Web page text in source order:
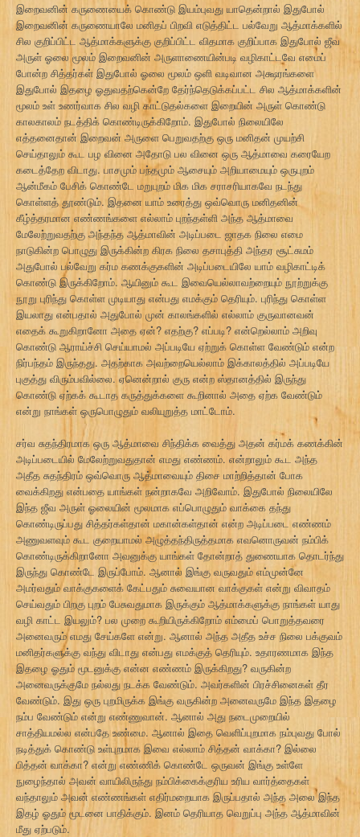
இறைவனின் கருணையைக் கொண்டு இயம்புவது யாதென்றால் இதுபோல்
இறைவனின் கருணையாலே மனிதப் பிறவி எடுத்திட்ட பல்வேறு ஆத்மாக்களில்
சில குறிப்பிட்ட ஆத்மாக்களுக்கு குறிப்பிட்ட விதமாக குறிப்பாக இதுபோல் ஜீவ
அருள் ஓலை மூலம் இறைவனின் அருளாணையின்படி வழிகாட்டவே எமைப்
போன்ற சித்தர்கள் இதுபோல் ஓலை மூலம் ஒளி வடிவான அக்ஷரங்களை
இதுபோல் இதழை ஓதுவதற்கென்றே தேர்ந்தெடுக்கப்பட்ட சில ஆத்மாக்களின்
மூலம் உள் உணர்வாக சில வழி காட்டுதல்களை இறையின் அருள் கொண்டு
காலகாலம் நடத்திக் கொண்டிருக்கிறோம். இதுபோல் நிலையிலே
எத்தனைதான் இறைவன் அருளை பெறுவதற்கு ஒரு மனிதன் முயற்சி
செய்தாலும் கூட பழ வினை அதோடு பல வினை ஒரு ஆத்மாவை கரையேற
கடைத்தேற விடாது. பாசமும் பந்தமும் ஆசையும் அறியாமையும் ஒருபுறம்
ஆன்மீகம் பேசிக் கொண்டே மறுபுறம் மிக மிக சராசரியாகவே நடந்து
கொள்ளத் தூண்டும். இதனை யாம் உரைத்து ஒவ்வொரு மனிதனின்
கீழ்த்தரமான எண்ணங்களை எல்லாம் புறந்தள்ளி அந்த ஆத்மாவை
மேலேற்றுவதற்கு அந்தந்த ஆத்மாவின் அடிப்படை ஜாதக நிலை எமை
நாடுகின்ற பொழுது இருக்கின்ற கிரக நிலை தசாபுத்தி அந்தர சூட்சுமம்
அதுபோல் பல்வேறு கர்ம கணக்குகளின் அடிப்படையிலே யாம் வழிகாட்டிக்
கொண்டு இருக்கிறோம். ஆயினும் கூட இவையெல்லாவற்றையும் நூற்றுக்கு
நூறு புரிந்து கொள்ள முடியாது என்பது எமக்கும் தெரியும். புரிந்து கொள்ள
இயலாது என்பதால் அதுபோல் முன் காலங்களில் எல்லாம் குருவானவன்
எதைக் கூறுகிறானோ அதை ஏன்? எதற்கு? எப்படி? என்றெல்லாம் அறிவு
கொண்டு ஆராய்ச்சி செய்யாமல் அப்படியே ஏற்றுக் கொள்ள வேண்டும் என்ற
நிர்பந்தம் இருந்தது. அதற்காக அவற்றையெல்லாம் இக்காலத்தில் அப்படியே
புகுத்து விரும்பவில்லை. ஏனென்றால் குரு என்ற ஸ்தானத்தில் இருந்து
கொண்டு ஏற்கக் கூடாத கருத்துக்களை கூறினால் அதை ஏற்க வேண்டும்
என்று நாங்கள் ஒருபொழுதும் வலியுறுத்த மாட்டோம்.
சர்வ சுதந்திரமாக ஒரு ஆத்மாவை சிந்திக்க வைத்து அதன் கர்மக் கணக்கின்
அடிப்படையில் மேலேற்றுவதுதான் எமது எண்ணம். என்றாலும் கூட அந்த
அதீத சுதந்திரம் ஒவ்வொரு ஆத்மாவையும் திசை மாற்றித்தான் போக
வைக்கிறது என்பதை யாங்கள் நன்றாகவே அறிவோம். இதுபோல் நிலையிலே
இந்த ஜீவ அருள் ஓலையின் மூலமாக எப்பொழுதும் வாக்கை தந்து
கொண்டிருப்பது சித்தர்கள்தான் மகான்கள்தான் என்ற அடிப்படை எண்ணம்
அணுவளவும் கூட குறையாமல் அழுத்தந்திருத்தமாக எவனொருவன் நம்பிக்
கொண்டிருக்கிறானோ அவனுக்கு யாங்கள் தோன்றாத் துணையாக தொடர்ந்து
இருந்து கொண்டே இருப்போம். ஆனால் இங்கு வருவதும் எம்முன்னே
அமர்வதும் வாக்குகளைக் கேட்பதும் சுவையான வாக்குகள் என்று விவாதம்
செய்வதும் பிறகு புறம் பேசுவதுமாக இருக்கும் ஆத்மாக்களுக்கு நாங்கள் யாது
வழி காட்ட இயலும்? பல முறை கூறியிருக்கிறோம் எம்மைப் பொறுத்தவரை
அனைவரும் எமது சேய்களே என்று. ஆனால் அந்த அதீத உச்ச நிலை பக்குவம்
மனிதர்களுக்கு வந்து விடாது என்பது எமக்குத் தெரியும். உதாரணமாக இந்த
இதழை ஓதும் மூடனுக்கு என்ன எண்ணம் இருக்கிறது? வருகின்ற
அனைவருக்குமே நல்லது நடக்க வேண்டும். அவர்களின் பிரச்சினைகள் தீர
வேண்டும். இது ஒரு புறமிருக்க இங்கு வருகின்ற அனைவருமே இந்த இதழை
நம்ப வேண்டும் என்று எண்ணுவான். ஆனால் அது நடைமுறையில்
சாத்தியமல்ல என்பதே உண்மை. ஆனால் இதை வெளிப்புறமாக நம்புவது போல்
நடித்துக் கொண்டு உள்புறமாக இவை எல்லாம் சித்தன் வாக்கா? இல்லை
பித்தன் வாக்கா? என்று எண்ணிக் கொண்டே ஒருவன் இங்கு உள்ளே
நுழைந்தால் அவன் வாயிலிருந்து நம்பிக்கைக்குரிய உரிய வார்த்தைகள்
வந்தாலும் அவன் எண்ணங்கள் எதிர்மறையாக இருப்பதால் அந்த அலை இந்த
இதழ் ஓதும் மூடனை பாதிக்கும். இனம் தெரியாத வெறுப்பு அந்த ஆத்மாவின்
மீது ஏற்படும்.